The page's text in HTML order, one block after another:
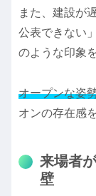
また、建設が
公表できない
のような印象
オープンな姿
オンの存在感
来場者
壁